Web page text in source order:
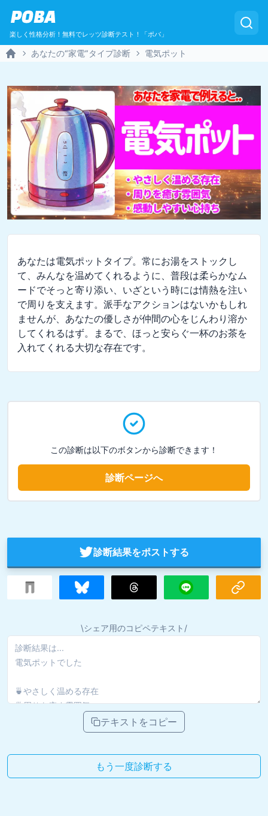
POBA
楽しく性格分析！無料でレッツ診断テスト！「ポバ」
あなたの“家電”タイプ診断 電気ポット
あなたは電気ポットタイプ。常にお湯をストックし
て、みんなを温めてくれるように、普段は柔らかなム
ードでそっと寄り添い、いざという時には情熱を注い
で周りを支えます。派手なアクションはないかもしれ
ませんが、あなたの優しさが仲間の心をじんわり溶か
してくれるはず。まるで、ほっと安らぐ一杯のお茶を
入れてくれる大切な存在です。
この診断は以下のボタンから診断できます！
診断ページへ
診断結果をポストする
\シェア用のコピペテキスト/
テキストをコピー
もう一度診断する